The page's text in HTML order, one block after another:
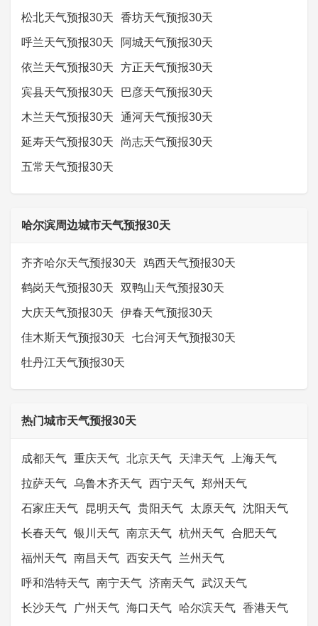
松北天气预报30天 香坊天气预报30天
呼兰天气预报30天 阿城天气预报30天
依兰天气预报30天 方正天气预报30天
宾县天气预报30天 巴彦天气预报30天
木兰天气预报30天 通河天气预报30天
延寿天气预报30天 尚志天气预报30天
五常天气预报30天
哈尔滨周边城市天气预报30天
齐齐哈尔天气预报30天 鸡西天气预报30天
鹤岗天气预报30天 双鸭山天气预报30天
大庆天气预报30天 伊春天气预报30天
佳木斯天气预报30天 七台河天气预报30天
牡丹江天气预报30天
热门城市天气预报30天
成都天气 重庆天气 北京天气 天津天气 上海天气
拉萨天气 乌鲁木齐天气 西宁天气 郑州天气
石家庄天气 昆明天气 贵阳天气 太原天气 沈阳天气
长春天气 银川天气 南京天气 杭州天气 合肥天气
福州天气 南昌天气 西安天气 兰州天气
呼和浩特天气 南宁天气 济南天气 武汉天气
长沙天气 广州天气 海口天气 哈尔滨天气 香港天气